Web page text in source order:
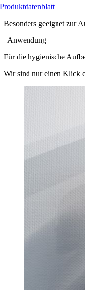
Produktdatenblatt
Besonders geeignet zur
Anwendung
Für die hygienische
Wir sind nur einen Klick